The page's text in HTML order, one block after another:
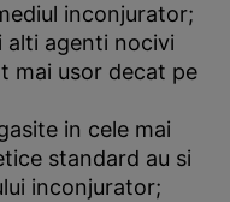
inconjurator;
alti agenti nocivi
mai usor decat pe
in cele mai
standard au si
inconjurator;